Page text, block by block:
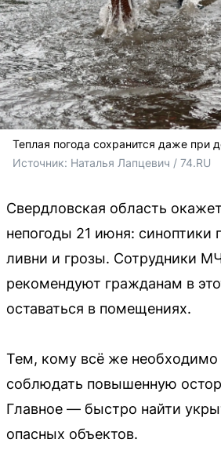
Теплая погода сохранится даже при
Источник: Наталья Лапцевич / 74.RU
Свердловская область
непогоды 21 июня: синоптики
ливни и грозы. Сотрудники
рекомендуют гражданам в
оставаться в помещениях.
Тем, кому всё же необходимо
соблюдать повышенную
Главное — быстро найти
опасных объектов.